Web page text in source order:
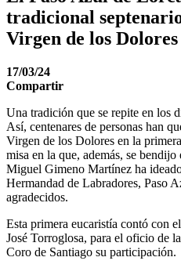
tradicional
Virgen de los Dolores
17/03/24
Compartir
Una tradición que se repite en los
Así, centenares de personas han
Virgen de los Dolores en la
misa en la que, además, se
Miguel Gimeno Martínez ha
Hermandad de Labradores, Paso
agradecidos.
Esta primera eucaristía contó con
José Torroglosa, para el oficio de
Coro de Santiago su participación.